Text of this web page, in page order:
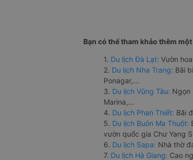
Bạn có thể tham khảo thêm
1. Du lịch Đà Lạt: Vườn
2. Du lịch Nha Trang: Bãi
Ponagar,...
3. Du lịch Vũng Tàu: Ngọn
Marina,...
4. Du lịch Phan Thiết: Bãi
5. Du lịch Buôn Ma Thuột:
vườn quốc gia Chư Yang
6. Du lịch Sapa: Nhà thờ
7. Du lịch Hà Giang: Cao